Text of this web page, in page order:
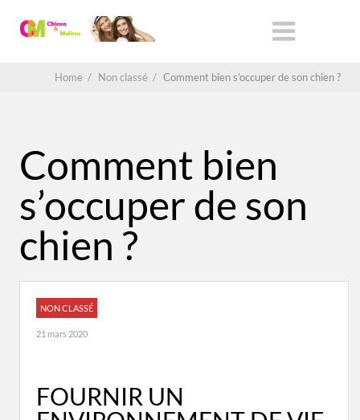
Home / Non classé / Comment bien s’occuper de son chien ?
Comment bien
s’occuper de son
chien ?
NON CLASSÉ
21 mars 2020
FOURNIR UN